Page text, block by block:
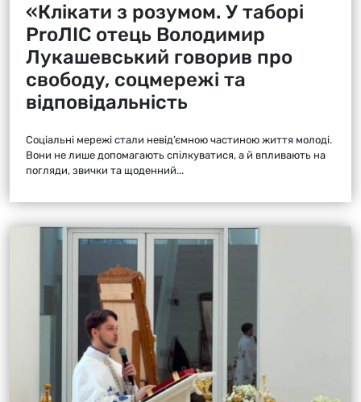
«Клікати з розумом. У таборі
ProЛІС отець Володимир
Лукашевський говорив про
свободу, соцмережі та
відповідальність
Соціальні мережі стали невід’ємною частиною життя молоді.
Вони не лише допомагають спілкуватися, а й впливають на
погляди, звички та щоденний...